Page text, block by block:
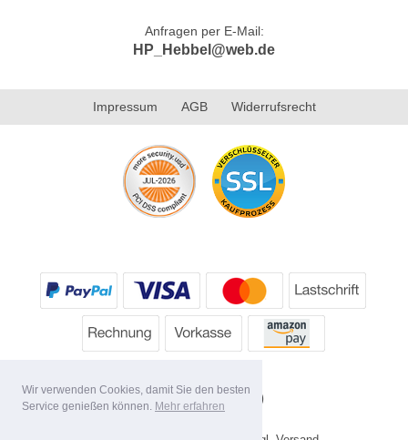
Wir verwenden Cookies, damit Sie den besten
Service genießen können. Mehr erfahren
Anfragen per E-Mail:
HP_Hebbel@web.de
Impressum AGB Widerrufsrecht